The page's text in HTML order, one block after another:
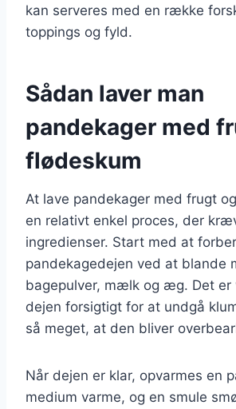
kan serveres med en række
toppings og fyld.
Sådan laver man
pandekager med
flødeskum
At lave pandekager med frugt
en relativt enkel proces, der
ingredienser. Start med at
pandekagedejen ved at blande
bagepulver, mælk og æg. Det er
dejen forsigtigt for at undgå
så meget, at den bliver
Når dejen er klar, opvarmes en
medium varme, og en smule